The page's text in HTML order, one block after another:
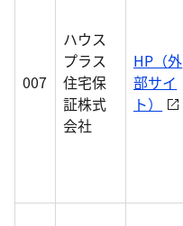
007
ハウス
プラス
住宅保
証株式
会社
HP（外
部サイ
ト）